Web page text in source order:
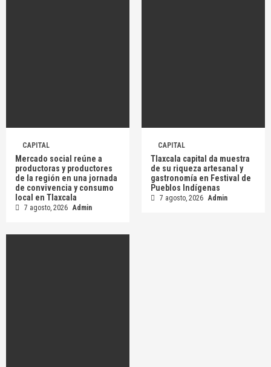
CAPITAL
Mercado social reúne a
productoras y productores
de la región en una jornada
de convivencia y consumo
local en Tlaxcala
7 agosto, 2026 Admin
CAPITAL
Tlaxcala capital da muestra
de su riqueza artesanal y
gastronomía en Festival de
Pueblos Indígenas
7 agosto, 2026 Admin